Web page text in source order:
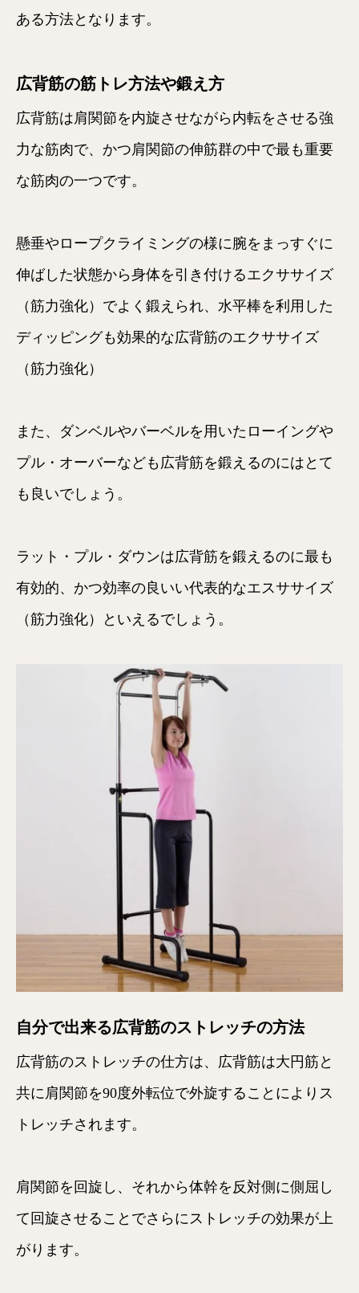
ある方法となります。
広背筋の筋トレ方法や鍛え方
広背筋は肩関節を内旋させながら内転をさせる強
力な筋肉で、かつ肩関節の伸筋群の中で最も重要
な筋肉の一つです。
懸垂やロープクライミングの様に腕をまっすぐに
伸ばした状態から身体を引き付けるエクササイズ
（筋力強化）でよく鍛えられ、水平棒を利用した
ディッピングも効果的な広背筋のエクササイズ
（筋力強化）
また、ダンベルやバーベルを用いたローイングや
プル・オーバーなども広背筋を鍛えるのにはとて
も良いでしょう。
ラット・プル・ダウンは広背筋を鍛えるのに最も
有効的、かつ効率の良いい代表的なエスササイズ
（筋力強化）といえるでしょう。
自分で出来る広背筋のストレッチの方法
広背筋のストレッチの仕方は、広背筋は大円筋と
共に肩関節を90度外転位で外旋することによりス
トレッチされます。
肩関節を回旋し、それから体幹を反対側に側屈し
て回旋させることでさらにストレッチの効果が上
がります。